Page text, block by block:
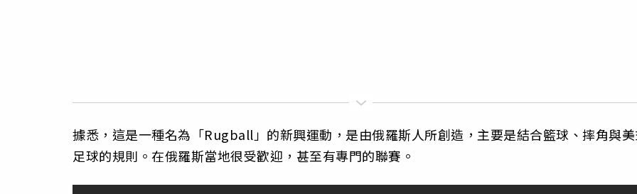
據悉，這是一種名為「Rugball」的新興運動，是由俄羅斯人所創造，主要是結合籃球、摔角與
足球的規則。在俄羅斯當地很受歡迎，甚至有專門的聯賽。